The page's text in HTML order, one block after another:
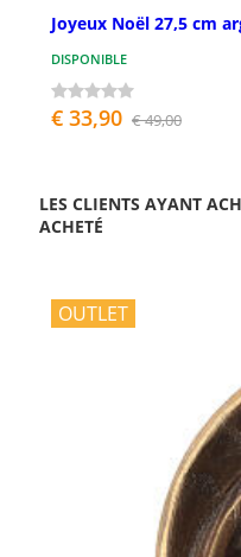
Joyeux Noël 27,5 cm
DISPONIBLE
€ 33,90 € 49,00
LES CLIENTS AYANT
ACHETÉ
OUTLET